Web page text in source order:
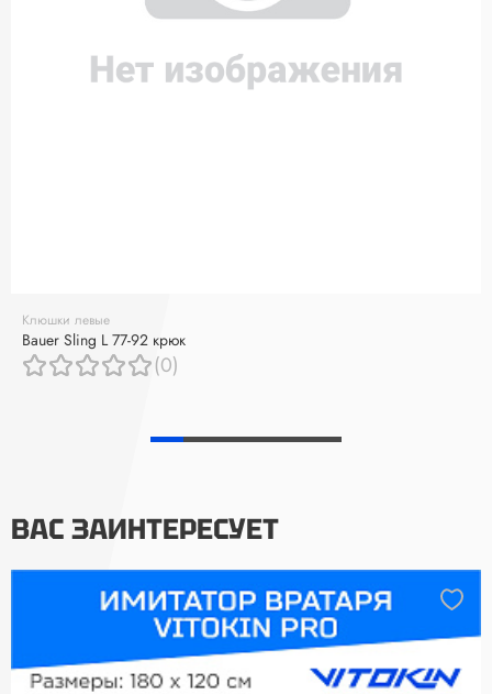
Клюшки левые
Bauer Sling L 77-92 крюк
(0)
ВАС ЗАИНТЕРЕСУЕТ